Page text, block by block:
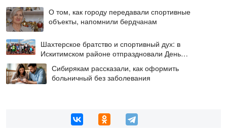
О том, как городу передавали спортивные
объекты, напомнили бердчанам
Шахтерское братство и спортивный дух: в
Искитимском районе отпраздновали День
физкультурника
Сибирякам рассказали, как оформить
больничный без заболевания